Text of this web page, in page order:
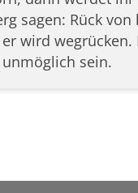
sagen: Rück von
wird wegrücken.
sein.